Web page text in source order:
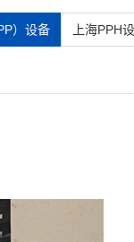
）设备 上海PPH